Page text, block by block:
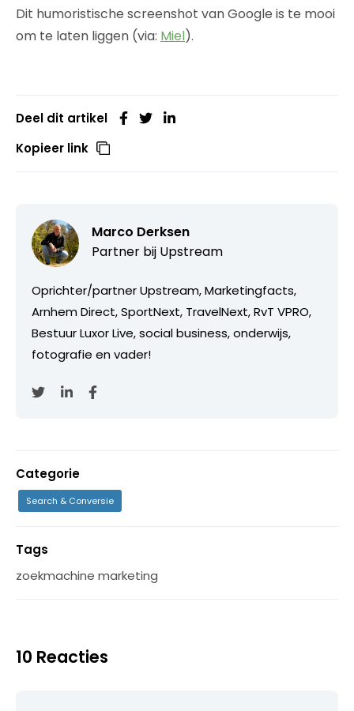
Dit humoristische screenshot van Google is te mooi
om te laten liggen (via: Miel).
Deel dit artikel
Kopieer link
Marco Derksen
Partner bij Upstream
Oprichter/partner Upstream, Marketingfacts,
Arnhem Direct, SportNext, TravelNext, RvT VPRO,
Bestuur Luxor Live, social business, onderwijs,
fotografie en vader!
Categorie
Search & Conversie
Tags
zoekmachine marketing
10 Reacties